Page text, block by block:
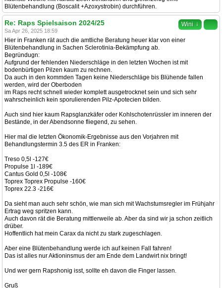
Blütenbehandlung (Boscalit +Azoxystrobin) durchführen.
Wini ↓
Re: Raps Spielsaison 2024/25
Sa Apr 26, 2025 18:59
Hier in Franken rät auch die amtliche Beratung heuer klar von einer
Blütenbehandlung in Sachen Sclerotinia-Bekämpfung ab.
Begründugn:
Aufgrund der fehlenden Niederschläge in den letzten Wochen ist mit
bodenbürtigen Pilzen kaum zu rechnen.
Da auch in den kommden Tagen keine Niederschläge bis Blühende fallen
werden, wird der Oberboden
im Raps recht schnell wieder komplett ausgetrocknet sein und sich sehr
wahrscheinlich kein sporulierenden Pilz-Apotecien bilden.
Auch sind hier kaum Rapsglanzkäfer oder Kohlschotenrüssler im inneren der
Bestände, in der Abendsonne fliegend, zu sehen.
Hier mal die letzten Ökonomik-Ergebnisse aus den Vorjahren mit
Behandlungstermin 3.5 des ER in Franken:
Treso 0,5l -127€
Propulse 1l -189€
Cantus Gold 0,5l -108€
Toprex Toprex Propulse -160€
Toprex 22.3 -216€
Da sieht man auch sehr schön, wie man sich mit Wachstumsregler im Frühjahr
Ertrag weg spritzen kann.
Auch davon rät die Beratung mittlerweile ab. Aber da sind wir ja schon zeitlich
drüber.
Hoffentlich hat mein Carax da nicht zu stark zugeschlagen.
Aber eine Blütenbehandlung werde ich auf keinen Fall fahren!
Das ist alles nur Aktioninsmus der am Ende dem Landwirt nix bringt!
Und wer gern Rapshonig isst, sollte eh davon die Finger lassen.
Gruß